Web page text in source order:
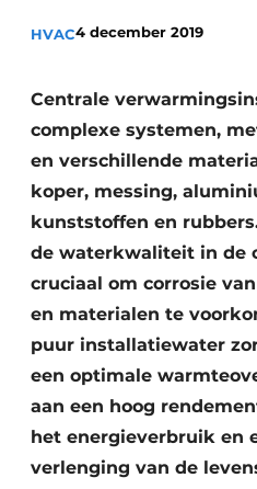
Vacature aanmelden
Vacatures
Video’s
HVAC4 december 2019
Centrale
complexe systemen,
en verschillende
koper, messing,
kunststoffen en
de waterkwaliteit in de
cruciaal om corrosie
en materialen te
puur installatiewater
een optimale
aan een hoog
het energieverbruik en
verlenging van de